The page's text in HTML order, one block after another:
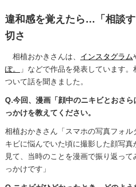
違和感を覚えたら…「相談
切さ
相植おかきさんは、 インスタグラム
ぽ。
」などで作品を発表しています
ついて話を聞きました。
Q.今回、漫画「顔中のニキビとおさ
っかけを教えてください。
相植おかきさん「スマホの写真フォル
キビに悩んでいた頃に撮影した顔写
見て、当時のことを漫画で振り返って
っかけです」